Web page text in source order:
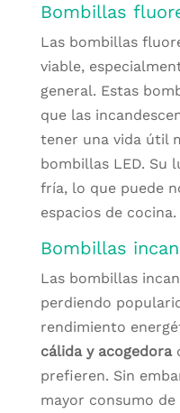
Bombillas
Las bombillas
viable,
general. Estas
que las
tener una vida útil
bombillas LED. Su
fría, lo que puede
espacios de cocina.
Bombillas
Las bombillas
perdiendo
rendimiento
cálida y acogedora
prefieren. Sin
mayor consumo